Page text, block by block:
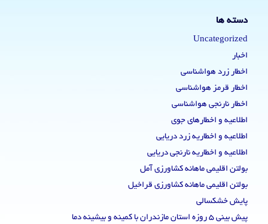
دسته ها
Uncategorized
اخبار
اخطار زرد هواشناسی
اخطار قرمز هواشناسی
اخطار نارنجی هواشناسی
اطلاعیه و اخطارهای جوی
اطلاعیه و اخطاریه زرد دریایی
اطلاعیه و اخطاریه نارنجی دریایی
بولتن اقلیمی ماهانه کشاورزی آمل
بولتن اقلیمی ماهانه کشاورزی قراخیل
پایش خشکسالی
پیش بینی 5 روزه استان مازندران با کمینه و بیشینه دما